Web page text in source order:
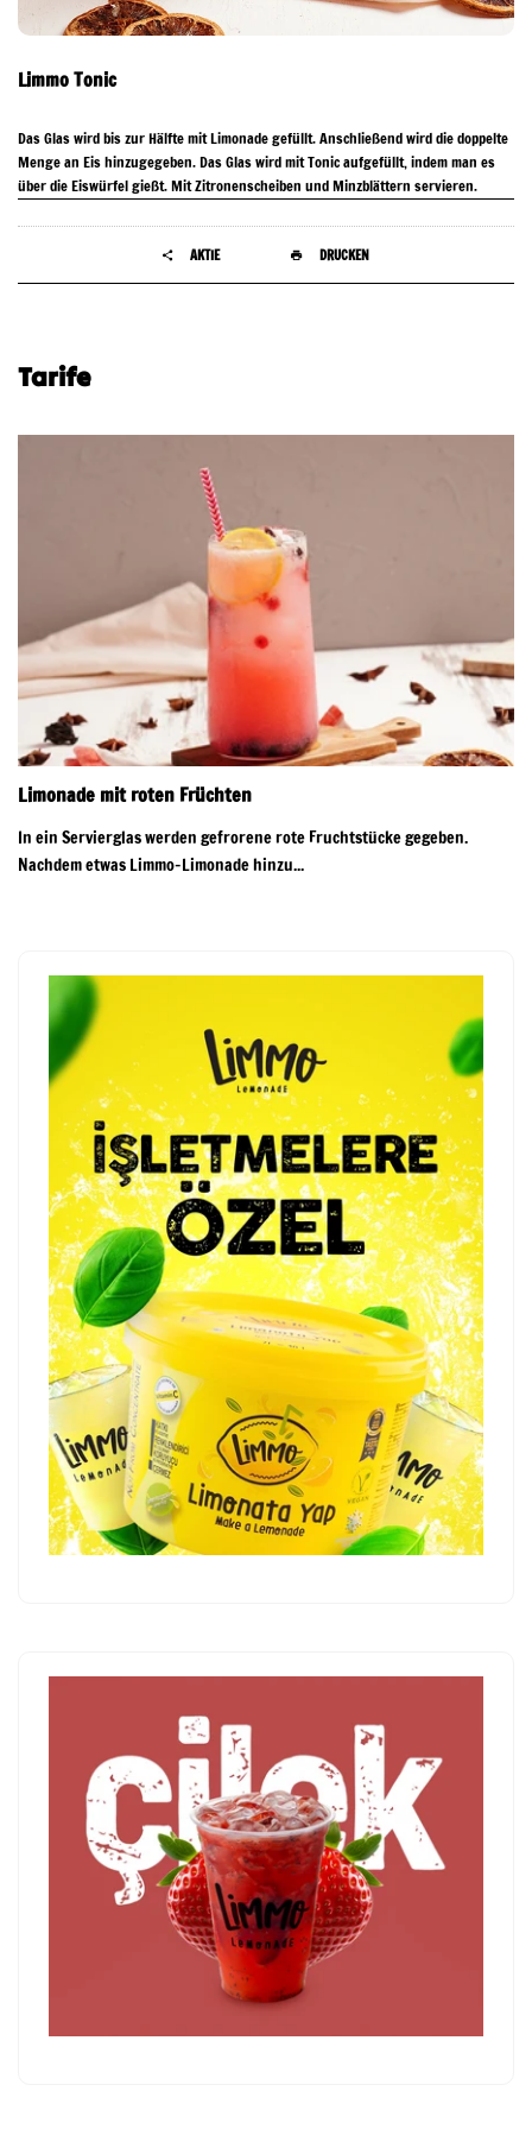
Limmo Tonic
Das Glas wird bis zur Hälfte mit Limonade gefüllt. Anschließend wird die doppelte
Menge an Eis hinzugegeben. Das Glas wird mit Tonic aufgefüllt, indem man es
über die Eiswürfel gießt. Mit Zitronenscheiben und Minzblättern servieren.
AKTIE DRUCKEN
Tarife
Limonade mit roten Früchten
In ein Servierglas werden gefrorene rote Fruchtstücke gegeben.
Nachdem etwas Limmo-Limonade hinzu...